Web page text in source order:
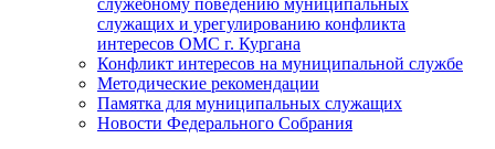
служащих и урегулированию конфликта
интересов ОМС г. Кургана
Конфликт интересов на муниципальной службе
Методические рекомендации
Памятка для муниципальных служащих
Новости Федерального Cобрания